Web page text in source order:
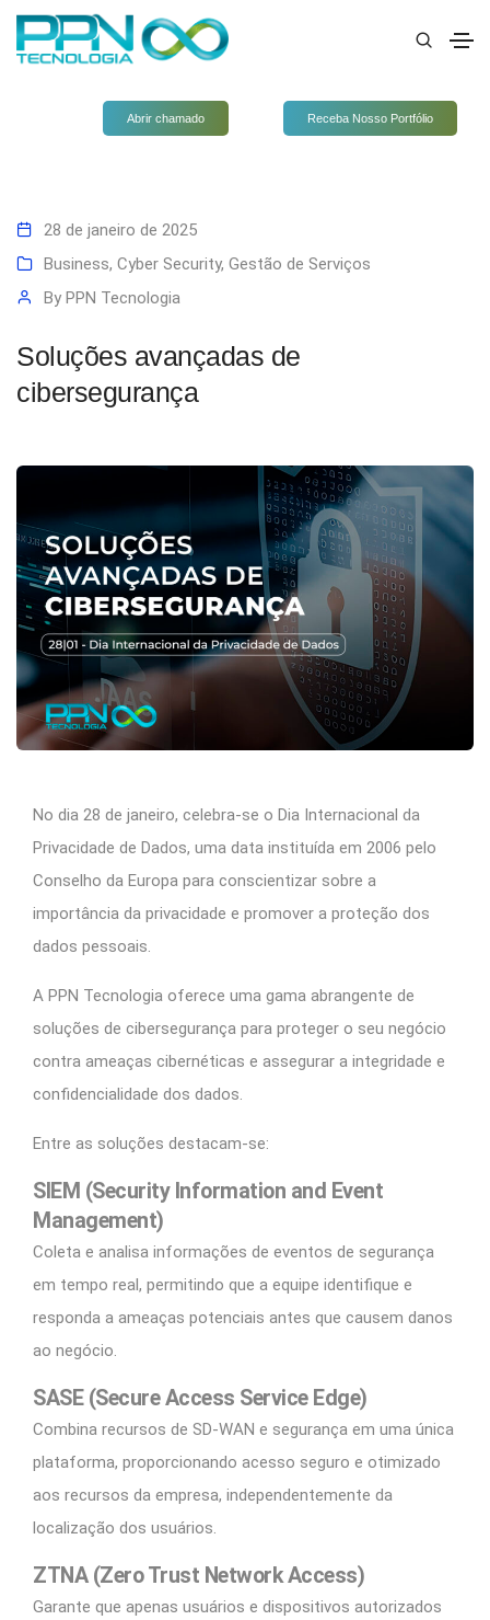
Abrir chamado Receba Nosso Portfólio
28 de janeiro de 2025
Business, Cyber Security, Gestão de Serviços
By PPN Tecnologia
Soluções avançadas de
cibersegurança
No dia 28 de janeiro, celebra-se o Dia Internacional da
Privacidade de Dados, uma data instituída em 2006 pelo
Conselho da Europa para conscientizar sobre a
importância da privacidade e promover a proteção dos
dados pessoais.
A PPN Tecnologia oferece uma gama abrangente de
soluções de cibersegurança para proteger o seu negócio
contra ameaças cibernéticas e assegurar a integridade e
confidencialidade dos dados.
Entre as soluções destacam-se:
SIEM (Security Information and Event
Management)
Coleta e analisa informações de eventos de segurança
em tempo real, permitindo que a equipe identifique e
responda a ameaças potenciais antes que causem danos
ao negócio.
SASE (Secure Access Service Edge)
Combina recursos de SD-WAN e segurança em uma única
plataforma, proporcionando acesso seguro e otimizado
aos recursos da empresa, independentemente da
localização dos usuários.
ZTNA (Zero Trust Network Access)
Garante que apenas usuários e dispositivos autorizados